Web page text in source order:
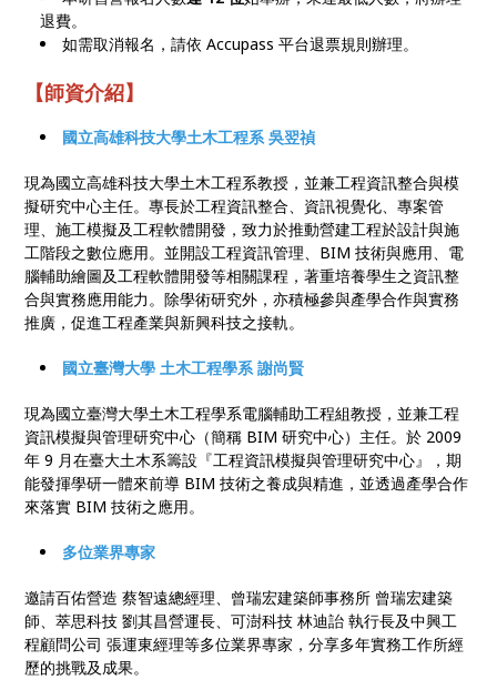
退費。
如需取消報名，請依 Accupass 平台退票規則辦理。
【師資介紹】
國立高雄科技大學土木工程系 吳翌禎
現為國立高雄科技大學土木工程系教授，並兼工程資訊整合與模
擬研究中心主任。專長於工程資訊整合、資訊視覺化、專案管
理、施工模擬及工程軟體開發，致力於推動營建工程於設計與施
工階段之數位應用。並開設工程資訊管理、BIM 技術與應用、電
腦輔助繪圖及工程軟體開發等相關課程，著重培養學生之資訊整
合與實務應用能力。除學術研究外，亦積極參與產學合作與實務
推廣，促進工程產業與新興科技之接軌。
國立臺灣大學 土木工程學系 謝尚賢
現為國立臺灣大學土木工程學系電腦輔助工程組教授，並兼工程
資訊模擬與管理研究中心（簡稱 BIM 研究中心）主任。於 2009
年 9 月在臺大土木系籌設『工程資訊模擬與管理研究中心』，期
能發揮學研一體來前導 BIM 技術之養成與精進，並透過產學合作
來落實 BIM 技術之應用。
多位業界專家
邀請百佑營造 蔡智遠總經理、曾瑞宏建築師事務所 曾瑞宏建築
師、萃思科技 劉其昌營運長、可澍科技 林迪詒 執行長及中興工
程顧問公司 張運東經理等多位業界專家，分享多年實務工作所經
歷的挑戰及成果。